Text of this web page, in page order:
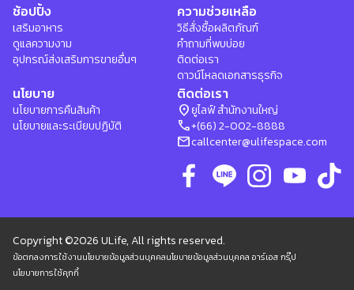
ช้อปปิ้ง
เสริมอาหาร
ดูแลความงาม
อุปกรณ์ส่งเสริมการขายอื่นๆ
ความช่วยเหลือ
วิธีสั่งซื้อผลิตภัณฑ์
คำถามที่พบบ่อย
ติดต่อเรา
ดาวน์โหลดเอกสารธุรกิจ
นโยบาย
นโยบายการคืนสินค้า
นโยบายและระเบียบปฏิบัติ
ติดต่อเรา
location_onยูไลฟ์ สำนักงานใหญ่
phone+(66) 2-002-8888
mailcallcenter@ulifespace.com
Copyright ©2026 ULife, All rights reserved.
ข้อตกลงการใช้งานนโยบายข้อมูลส่วนบุคคลนโยบายข้อมูลส่วนบุคคล อาร์เอส กรุ๊ป
นโยบายการใช้คุกกี้